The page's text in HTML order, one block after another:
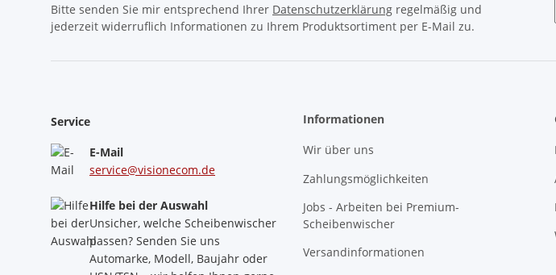
Bitte senden Sie mir entsprechend Ihrer Datenschutzerklärung regelmäßig und
jederzeit widerruflich Informationen zu Ihrem Produktsortiment per E-Mail zu.
Service
E-Mail
service@visionecom.de
Hilfe bei der Auswahl
Unsicher, welche Scheibenwischer
passen? Senden Sie uns
Automarke, Modell, Baujahr oder
Informationen
Wir über uns
Zahlungsmöglichkeiten
Jobs - Arbeiten bei Premium-
Scheibenwischer
Versandinformationen